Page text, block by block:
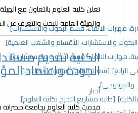
مهارات الالقاء، قسم البحوث والاستشارات]
والاستشارات، الأقسام والشعب العلمية]
مهارات الالقاء، قسم البحوث والاستشارات]
الرابع] [شعبة النبات][يونيو][Liccbss]
[طلبة مشاريع التخرج بكلية العلوم]
تعلن كلية العلوم بالتعاون مع
والهيئة العامة للبحث والتعرف عن
الكلية تقديم
الجودة واعتماد
أخبار